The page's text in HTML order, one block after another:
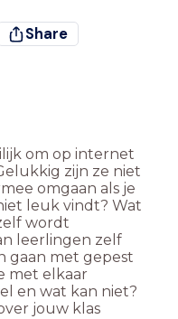
Share
om op internet
zijn ze niet
omgaan als je
leuk vindt? Wat
wordt
leerlingen zelf
gaan met gepest
met elkaar
en wat kan niet?
jouw klas